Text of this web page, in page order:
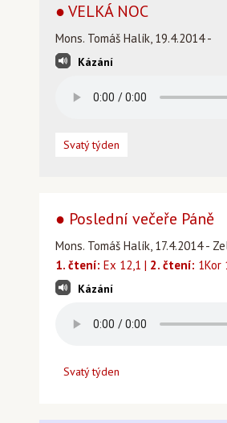
● VELKÁ NOC
Mons. Tomáš Halík, 19.4.2014 -
Kázání
Svatý týden
● Poslední večeře Páně
Mons. Tomáš Halík, 17.4.2014 -
1. čtení: Ex 12,1 | 2. čtení: 1Kor
Kázání
Svatý týden